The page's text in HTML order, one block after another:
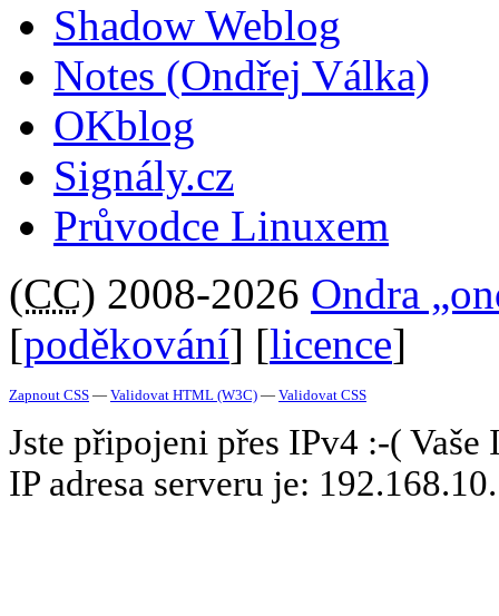
Shadow Weblog
Notes (Ondřej Válka)
OKblog
Signály.cz
Průvodce Linuxem
(CC) 2008-2026 Ondra
[poděkování] [licence]
Zapnout CSS — Validovat HTML (W3C) — Validovat CSS
Jste připojeni přes IPv4 :-( Vaše
IP adresa serveru je: